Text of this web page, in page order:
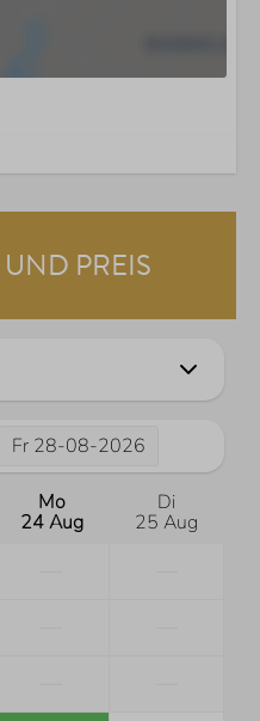
PREIS
Fr 28-08-2026
Mo
24 Aug
Di
25 Aug